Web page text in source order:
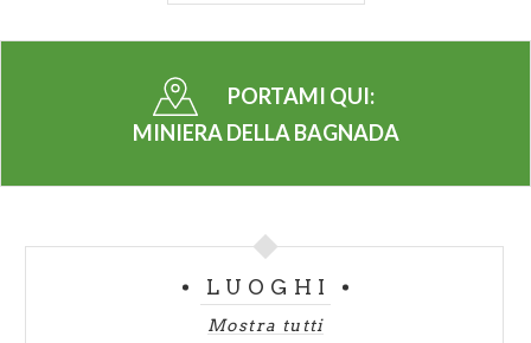
PORTAMI QUI:
MINIERA DELLA BAGNADA
LUOGHI
Mostra tutti